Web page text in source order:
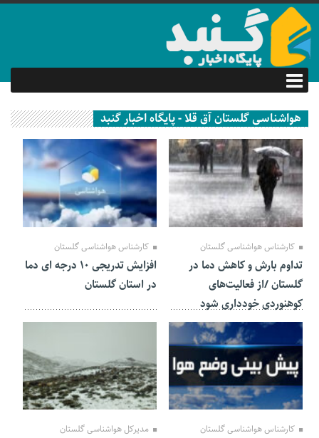
هواشناسی گلستان آق قلا - پایگاه اخبار گنبد
19 بهمن 1401
کارشناس هواشناسی گلستان
تداوم بارش‌ و کاهش دما در
گلستان /از فعالیت‌های
کوهنوردی خودداری شود
15 بهمن 1401
کارشناس هواشناسی گلستان
افزایش تدریجی ۱۰ درجه ای دما
در استان گلستان
16 آبان 1401
کارشناس هواشناسی گلستان
05 آبان 1401
مدیرکل هواشناسی گلستان